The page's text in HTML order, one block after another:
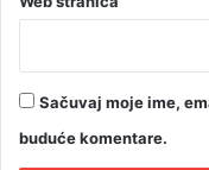
Sačuvaj moje ime,
buduće komentare.